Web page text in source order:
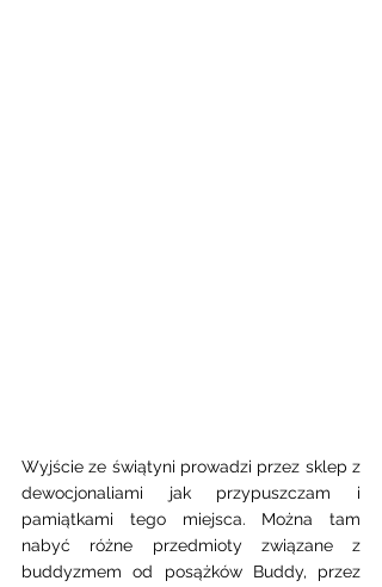
Wyjście ze świątyni prowadzi przez sklep z
dewocjonaliami jak przypuszczam i
pamiątkami tego miejsca. Można tam
nabyć różne przedmioty związane z
buddyzmem od posążków Buddy, przez